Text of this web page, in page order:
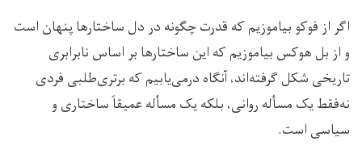
اگر از فوکو بیاموزیم که قدرت چگونه در دل ساختارها پنهان است
و از بل هوکس بیاموزیم که این ساختارها بر اساس نابرابری
تاریخی شکل گرفته‌اند، آنگاه درمی‌یابیم که برتری‌طلبی فردی
نه‌فقط یک مسأله روانی، بلکه یک مسأله عمیقاً ساختاری و
سیاسی است.